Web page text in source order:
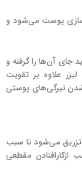
پوست می‌شود و
آن‌ها را گرفته و
علاوه بر تقویت
تیرگی‌های پوستی
می‌شود تا سبب
مقطعی